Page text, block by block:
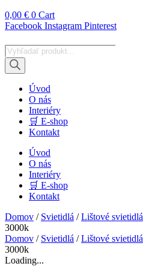
0,00 € 0 Cart
Facebook Instagram Pinterest
Products
search
Úvod
O nás
Interiéry
🛒 E-shop
Kontakt
Úvod
O nás
Interiéry
🛒 E-shop
Kontakt
Domov / Svietidlá /Lištové svietidlá
3000k
Domov / Svietidlá /Lištové svietidlá
3000k
Loading...